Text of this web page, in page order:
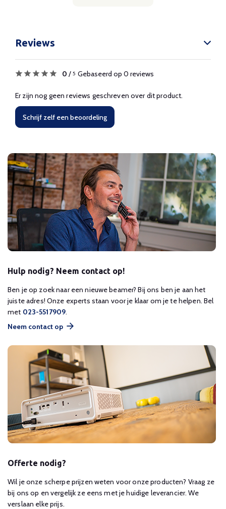
Reviews
0 / 5 Gebaseerd op 0 reviews
Er zijn nog geen reviews geschreven over dit product.
Schrijf zelf een beoordeling
Hulp nodig? Neem contact op!
Ben je op zoek naar een nieuwe beamer? Bij ons ben je aan het
juiste adres! Onze experts staan voor je klaar om je te helpen. Bel
met 023-5517909.
Neem contact op
Offerte nodig?
Wil je onze scherpe prijzen weten voor onze producten? Vraag ze
bij ons op en vergelijk ze eens met je huidige leverancier. We
verslaan elke prijs.